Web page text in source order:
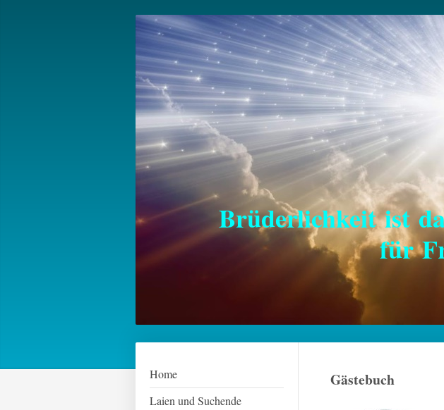
Brüderlichkeit ist
für Frieden
Home
Laien und Suchende
Gästebuch